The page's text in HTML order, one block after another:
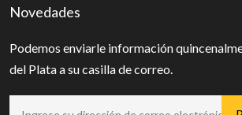
Novedades
Podemos enviarle información
del Plata a su casilla de correo.